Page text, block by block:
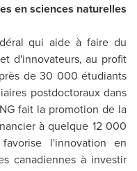
en sciences naturelles
qui aide à faire du
d'innovateurs, au profit
de 30 000 étudiants
postdoctoraux dans
fait la promotion de la
à quelque 12 000
l'innovation en
canadiennes à investir